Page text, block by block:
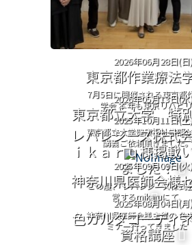
2026年06月28日(日)
東京都作業療法
7月5日に開催される東京都
学会 本年も東京リハビリ
2026年05月13日(水)
東京都立大学 特
東京都立大学健康福祉学部
講義ご依頼頂きました
2025年10月11日(土)
レバレジーズ株
ｉｋａｒｕ様掲載
ました！
この度、 レバレジーズ株式
営するmikaruにて、 ...
2025年09月09日(火)
神奈川県医師会様
神奈川県医師会様主催の 色
ミナー行ってきました
2025年08月04日(月)
色カルタコーディ
資格講座